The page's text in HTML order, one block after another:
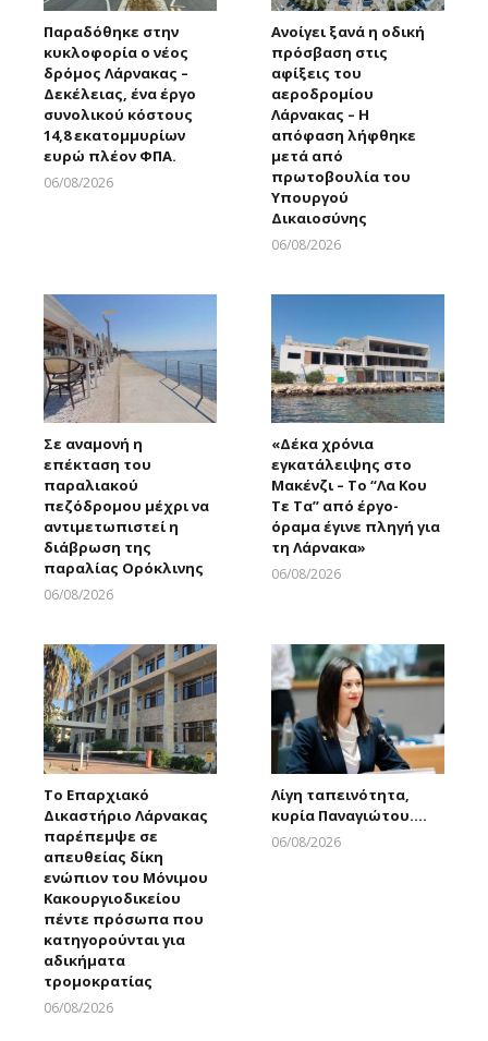
Παραδόθηκε στην
κυκλοφορία ο νέος
δρόμος Λάρνακας –
Δεκέλειας, ένα έργο
συνολικού κόστους
14,8 εκατομμυρίων
ευρώ πλέον ΦΠΑ.
06/08/2026
Ανοίγει ξανά η οδική
πρόσβαση στις
αφίξεις του
αεροδρομίου
Λάρνακας – Η
απόφαση λήφθηκε
μετά από
πρωτοβουλία του
Υπουργού
Δικαιοσύνης
06/08/2026
Σε αναμονή η
επέκταση του
παραλιακού
πεζόδρομου μέχρι να
αντιμετωπιστεί η
διάβρωση της
παραλίας Ορόκλινης
06/08/2026
«Δέκα χρόνια
εγκατάλειψης στο
Μακένζι – Το “Λα Κου
Τε Τα” από έργο-
όραμα έγινε πληγή για
τη Λάρνακα»
06/08/2026
Το Επαρχιακό
Δικαστήριο Λάρνακας
παρέπεμψε σε
απευθείας δίκη
ενώπιον του Μόνιμου
Κακουργιοδικείου
πέντε πρόσωπα που
κατηγορούνται για
αδικήματα
τρομοκρατίας
06/08/2026
Λίγη ταπεινότητα,
κυρία Παναγιώτου….
06/08/2026